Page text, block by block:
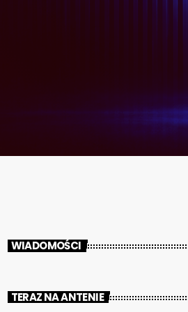
WIADOMOŚCI
TERAZ NA ANTENIE